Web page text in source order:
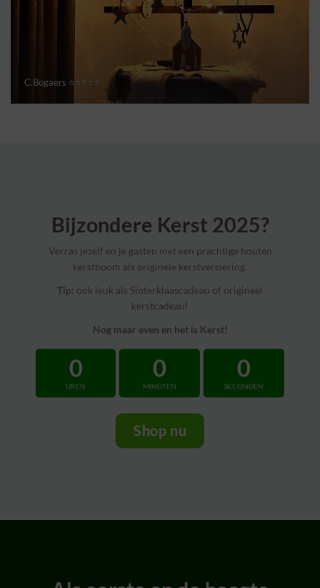
C.Bogaers ⭐⭐⭐⭐⭐
Bijzondere Kerst 2025?
Verras jezelf en je gasten met een prachtige houten
kerstboom als originele kerstversiering.
Tip: ook leuk als Sinterklaascadeau of origineel
kerstcadeau!
Nog maar even en het is Kerst!
0
UREN
0
MINUTEN
0
SECONDEN
Shop nu